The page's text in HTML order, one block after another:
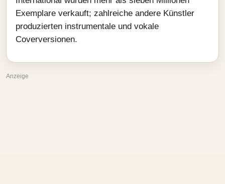
Exemplare verkauft; zahlreiche andere Künstler
produzierten instrumentale und vokale
Coverversionen.
Anzeige